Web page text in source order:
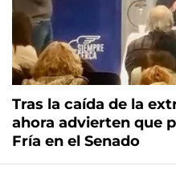
Tras la caída de la
ahora advierten que
Fría en el Senado